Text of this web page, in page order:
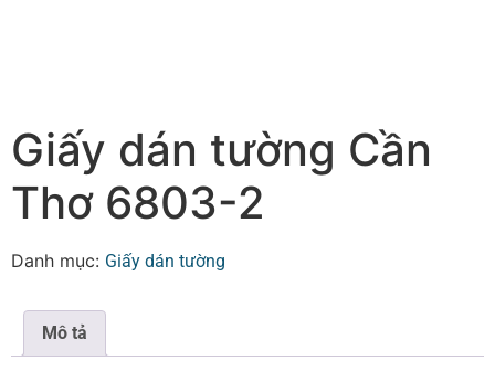
Giấy dán tường Cần
Thơ 6803-2
Danh mục: Giấy dán tường
Mô tả